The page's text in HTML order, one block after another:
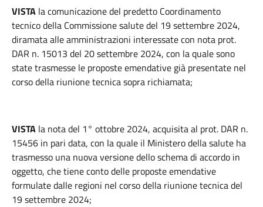
VISTA la comunicazione del predetto Coordinamento
tecnico della Commissione salute del 19 settembre 2024,
diramata alle amministrazioni interessate con nota prot.
DAR n. 15013 del 20 settembre 2024, con la quale sono
state trasmesse le proposte emendative già presentate nel
corso della riunione tecnica sopra richiamata;
VISTA la nota del 1° ottobre 2024, acquisita al prot. DAR n.
15456 in pari data, con la quale il Ministero della salute ha
trasmesso una nuova versione dello schema di accordo in
oggetto, che tiene conto delle proposte emendative
formulate dalle regioni nel corso della riunione tecnica del
19 settembre 2024;